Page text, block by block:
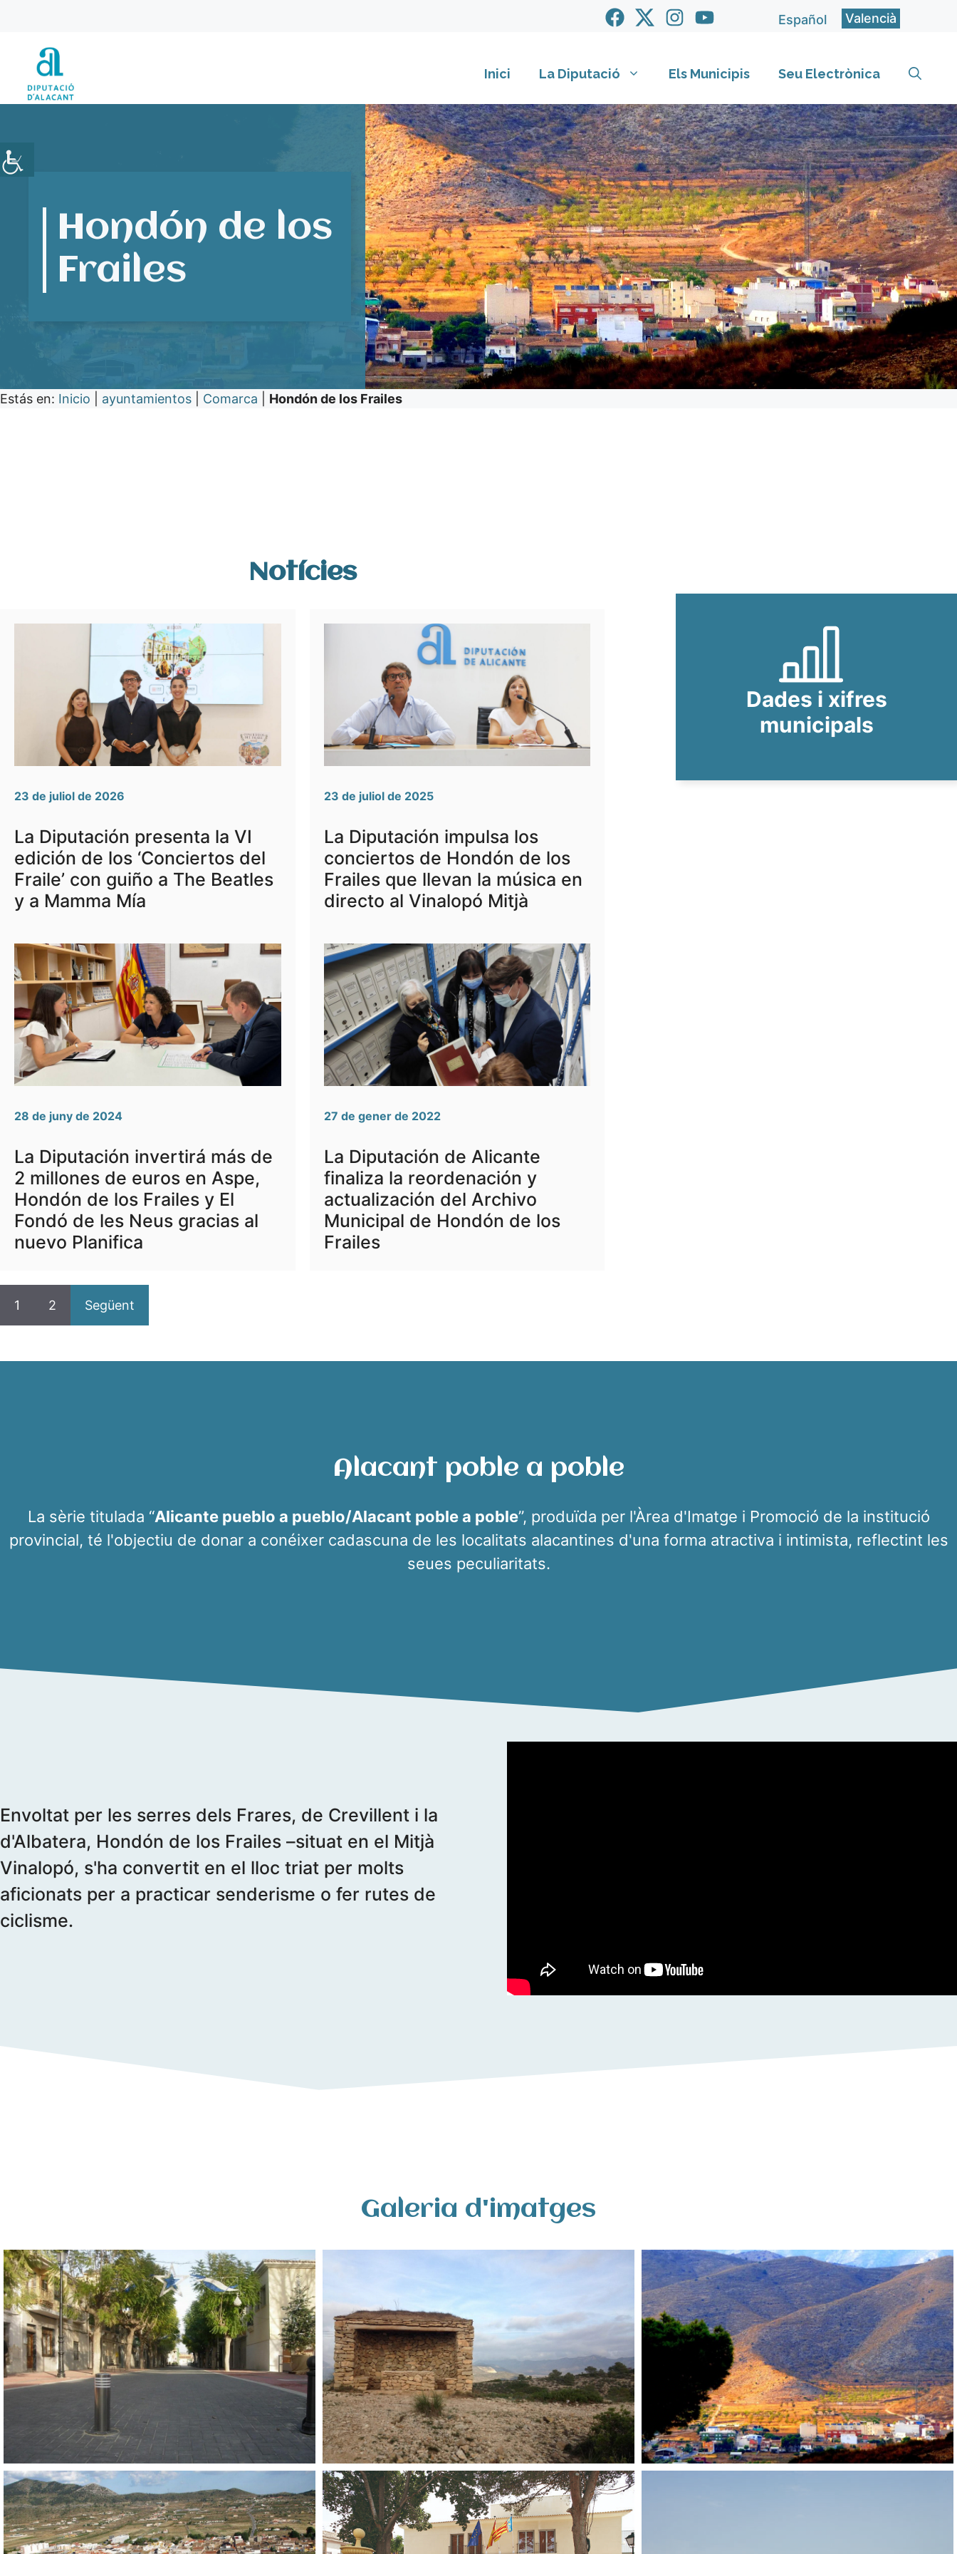
contingut
Español Valencià
Inici La Diputació Els Municipis Seu Electrònica
Hondón de los
Frailes
Estás en: Inicio ayuntamientos Comarca Hondón de los Frailes
Notícies
23 de juliol de 2026
La Diputación presenta la VI
edición de los ‘Conciertos del
Fraile’ con guiño a The Beatles
y a Mamma Mía
23 de juliol de 2025
La Diputación impulsa los
conciertos de Hondón de los
Frailes que llevan la música en
directo al Vinalopó Mitjà
28 de juny de 2024
La Diputación invertirá más de
2 millones de euros en Aspe,
Hondón de los Frailes y El
Fondó de les Neus gracias al
nuevo Planifica
27 de gener de 2022
La Diputación de Alicante
finaliza la reordenación y
actualización del Archivo
Municipal de Hondón de los
Frailes
1 2 Següent
Dades i xifres
municipals
Alacant poble a poble
La sèrie titulada “Alicante pueblo a pueblo/Alacant poble a poble”, produïda per l'Àrea d'Imatge i Promoció de la institució
provincial, té l'objectiu de donar a conéixer cadascuna de les localitats alacantines d'una forma atractiva i intimista, reflectint les
seues peculiaritats.
Envoltat per les serres dels Frares, de Crevillent i la
d'Albatera, Hondón de los Frailes –situat en el Mitjà
Vinalopó, s'ha convertit en el lloc triat per molts
aficionats per a practicar senderisme o fer rutes de
ciclisme.
Galeria d'imatges